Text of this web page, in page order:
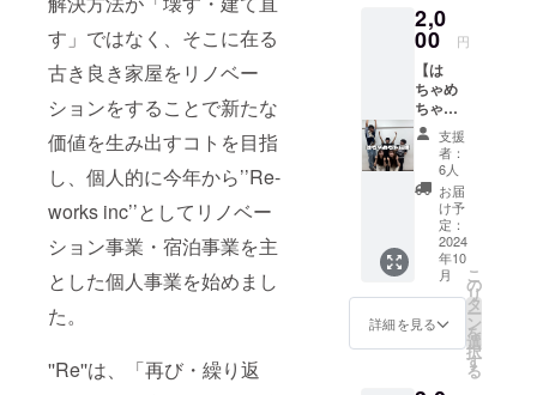
す」ではなく、そこに在る
古き良き家屋をリノベー
ションをすることで新たな
価値を生み出すコトを目指
し、個人的に今年から’’Re-
works inc’’としてリノベー
ション事業・宿泊事業を主
とした個人事業を始めまし
た。
''Re''は、「再び・繰り返
援した
い！と
思って
くださ
る方向
けのリ
ターン
となっ
ていま
す。
プロ
ジェク
ト終了
後、感
謝の
メッ
セージ
2,0
00 円
【は
ちゃめ
ちゃ応
援＊応
援プラ
ンB】長
和町を
直接訪
れるこ
とは難
しいけ
ど、プ
ロジェ
クトを
面白
支援
者：
6人
お届
け予
定：
2024
年10
月
詳細を見る
こ
の
リ
タ
ー
ン
を
選
択
す
る